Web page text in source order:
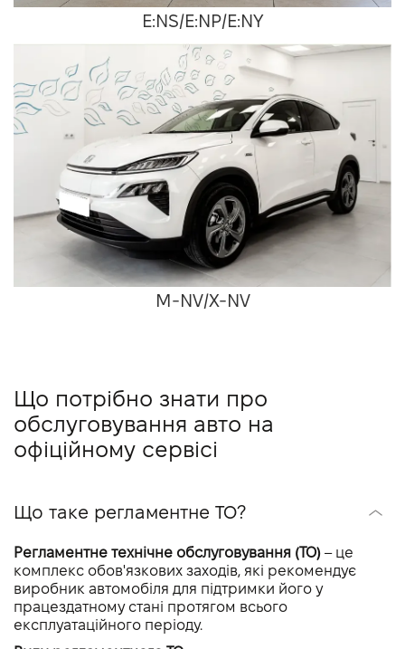
E:NS/E:NP/E:NY
M-NV/X-NV
Що потрібно знати про
обслуговування авто на
офіційному сервісі
Що таке регламентне ТО?
Регламентне технічне обслуговування (ТО) – це
комплекс обов'язкових заходів, які рекомендує
виробник автомобіля для підтримки його у
працездатному стані протягом всього
експлуатаційного періоду.